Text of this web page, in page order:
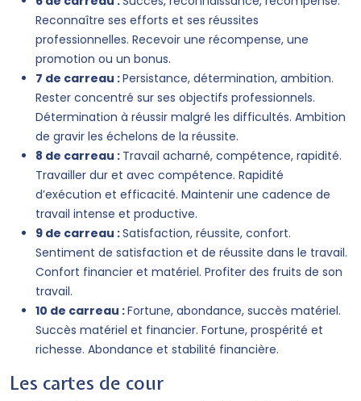
Reconnaître ses efforts et ses réussites
professionnelles. Recevoir une récompense, une
promotion ou un bonus.
7 de carreau :Persistance, détermination, ambition.
Rester concentré sur ses objectifs professionnels.
Détermination à réussir malgré les difficultés. Ambition
de gravir les échelons de la réussite.
8 de carreau : Travail acharné, compétence, rapidité.
Travailler dur et avec compétence. Rapidité
d’exécution et efficacité. Maintenir une cadence de
travail intense et productive.
9 de carreau :Satisfaction, réussite, confort.
Sentiment de satisfaction et de réussite dans le travail.
Confort financier et matériel. Profiter des fruits de son
travail.
10 de carreau :Fortune, abondance, succès matériel.
Succès matériel et financier. Fortune, prospérité et
richesse. Abondance et stabilité financière.
Les cartes de cour